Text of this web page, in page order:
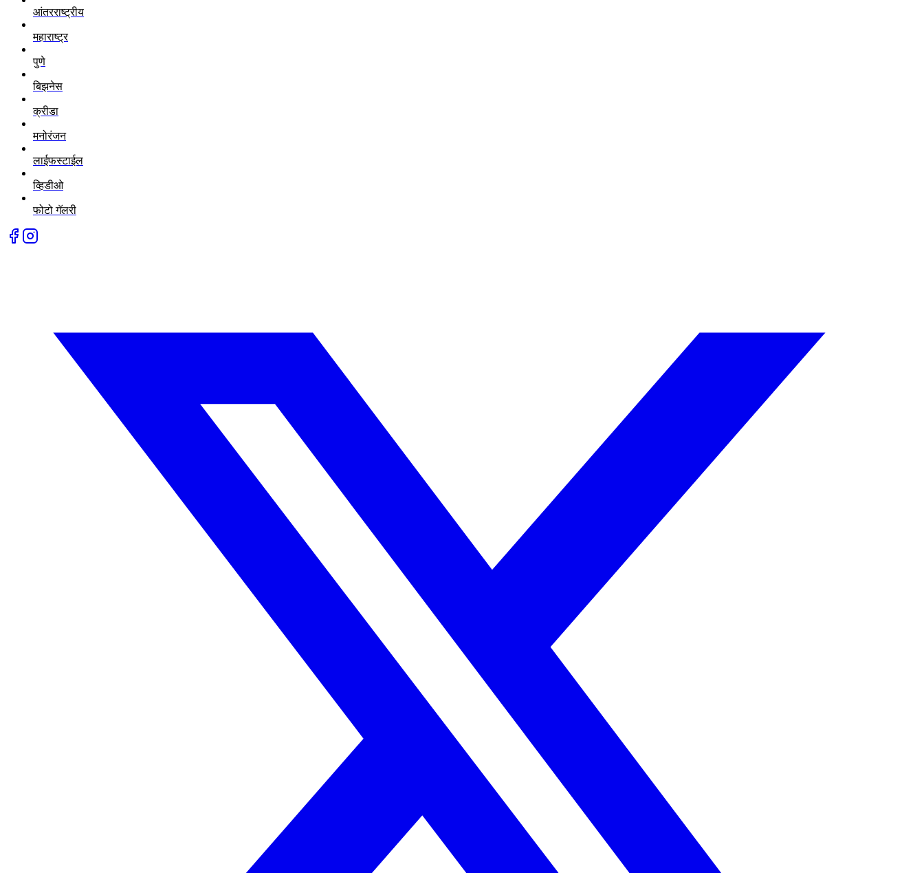
आंतरराष्ट्रीय
महाराष्ट्र
पुणे
बिझनेस
क्रीडा
मनोरंजन
लाईफस्टाईल
व्हिडीओ
फोटो गॅलरी